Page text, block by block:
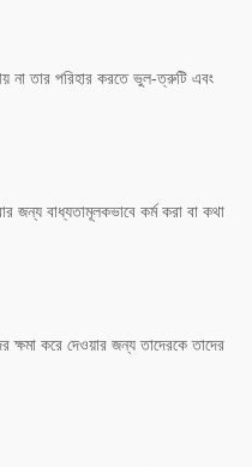
না তার পরিহার করতে ভুল-ত্রুটি এবং
জন্য বাধ্যতামূলকভাবে কর্ম করা বা কথা
ক্ষমা করে দেওয়ার জন্য তাদেরকে তাদের